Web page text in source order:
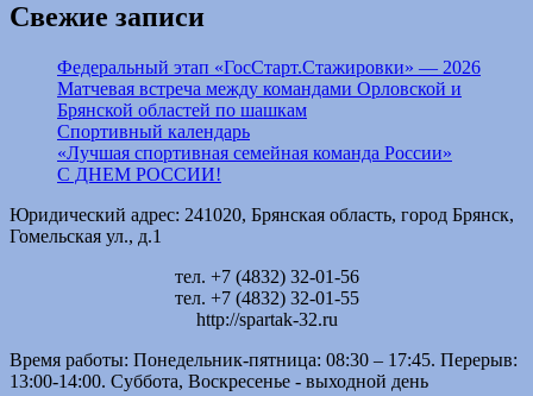
Свежие записи
Федеральный этап «ГосСтарт.Стажировки» — 2026
Матчевая встреча между командами Орловской и
Брянской областей по шашкам
Спортивный календарь
«Лучшая спортивная семейная команда России»
С ДНЕМ РОССИИ!
Юридический адрес: 241020, Брянская область, город Брянск,
Гомельская ул., д.1
тел. +7 (4832) 32-01-56
тел. +7 (4832) 32-01-55
http://spartak-32.ru
Время работы: Понедельник-пятница: 08:30 – 17:45. Перерыв:
13:00-14:00. Суббота, Воскресенье - выходной день